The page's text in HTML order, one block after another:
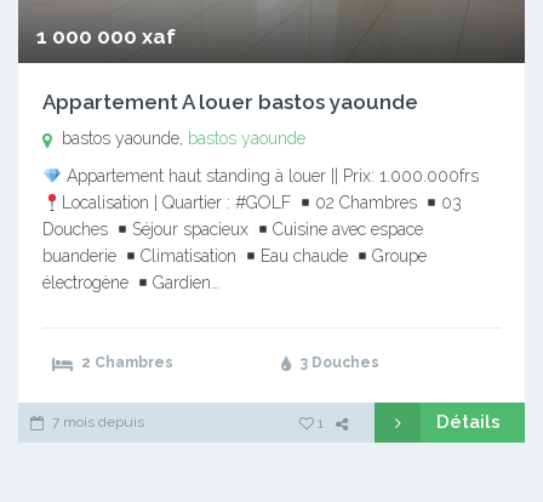
1 000 000 xaf
Appartement A louer bastos yaounde
bastos yaounde, bastos yaounde
Appartement haut standing à louer || Prix: 1.000.000frs
Localisation | Quartier : #GOLF
02 Chambres
03
Douches
Séjour spacieux
Cuisine avec espace
buanderie
Climatisation Eau chaude
Groupe
électrogène
Gardien…
2 Chambres 3 Douches
7 mois depuis 1 Détails